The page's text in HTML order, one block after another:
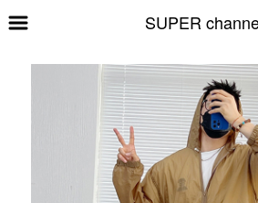
SUPER